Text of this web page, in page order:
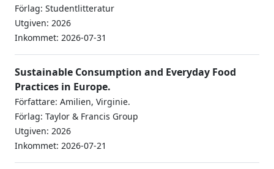
Förlag: Studentlitteratur
Utgiven: 2026
Inkommet: 2026-07-31
Sustainable Consumption and Everyday Food
Practices in Europe.
Författare: Amilien, Virginie.
Förlag: Taylor & Francis Group
Utgiven: 2026
Inkommet: 2026-07-21